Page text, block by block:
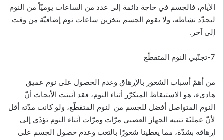
الأيام، فالجسم في حاجة دائمة إلى عدد من الساعات يوميّاً من النوم
ليجدّد نشاطه، ولا يقوم الجسم بتخزين ساعات نوم إضافيّة من وقت
إلى آخر.
7-تجنّبي النوم المتقطّع
من أهمّ أسباب الشعور بالإرهاق وعدم الحصول على نوم عميق
هادىء، هو الاستيقاظ المتكرّر أثناء النوم، فقد أثبتت الأبحاث أنّ
النوم المتواصل أفضل للجسم من النوم المتقطّع، ولو كانت مدّته أقل
لأنّ عمليّة تنبيه الجهاز العصبي مرّات ومرّات أثناء النوم تؤدّي إلى
إرهاقه بشدّة، مما يعطينا شعورًا بالتعب وعدم حصول الجسم على